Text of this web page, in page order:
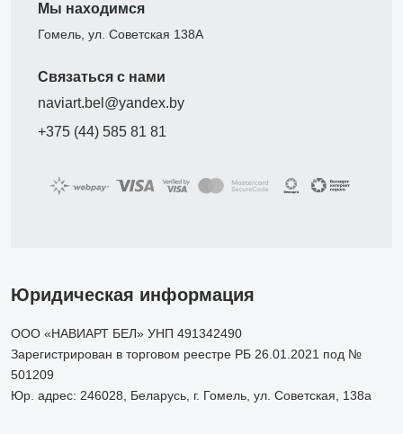
Мы находимся
Гомель, ул. Советская 138А
Связаться с нами
naviart.bel@yandex.by
+375 (44) 585 81 81
Юридическая информация
ООО «НАВИАРТ БЕЛ» УНП 491342490
Зарегистрирован в торговом реестре РБ 26.01.2021 под №
501209
Юр. адрес: 246028, Беларусь, г. Гомель, ул. Советская, 138а